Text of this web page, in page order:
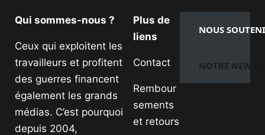
Qui sommes-nous ?
Ceux qui exploitent les
travailleurs et profitent
des guerres financent
également les grands
médias. C’est pourquoi
depuis 2004,
Plus de
liens
Contact
Rembour
sements
et retours
NOUS
NOTRE